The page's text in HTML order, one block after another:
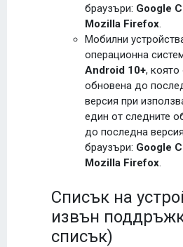
браузъри: Google
Mozilla Firefox.
Мобилни
операционна
Android 10+, която
обновена до
версия при
един от следните
до последна версия
браузъри: Google
Mozilla Firefox.
Списък на
извън
списък)